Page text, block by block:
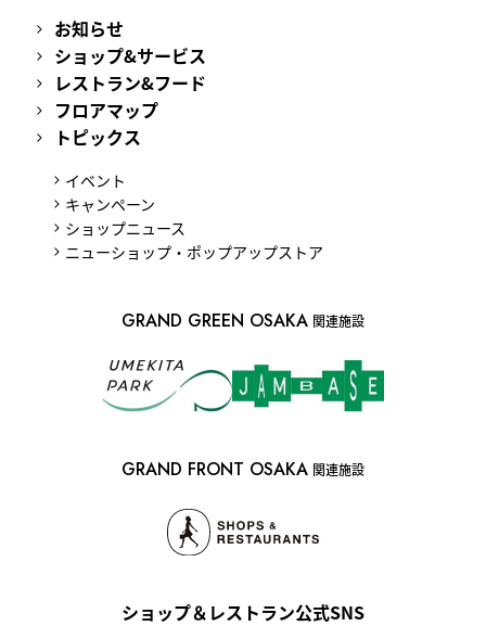
お知らせ
ショップ&サービス
レストラン&フード
フロアマップ
トピックス
イベント
キャンペーン
ショップニュース
ニューショップ・ポップアップストア
ショップ＆レストラン公式SNS
GRAND GREEN OSAKA 関連施設
GRAND FRONT OSAKA 関連施設